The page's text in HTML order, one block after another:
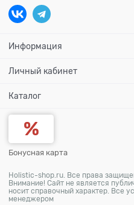
Информация
Личный кабинет
Каталог
Бонусная карта
Holistic-shop.ru. Все права
Внимание! Сайт не является
носит справочный характер. Все
менеджером